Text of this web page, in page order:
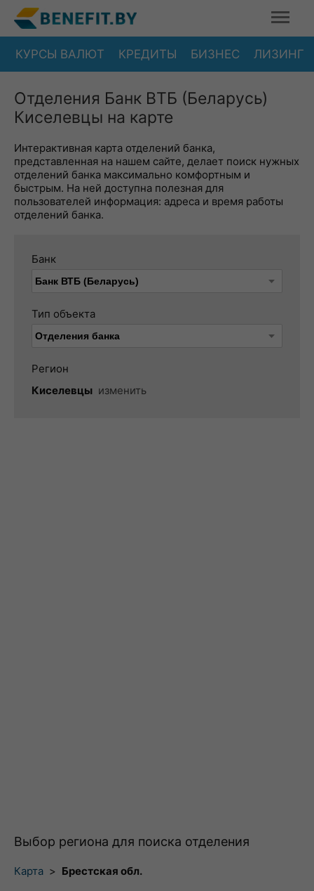
КУРСЫ ВАЛЮТ КРЕДИТЫ БИЗНЕС ЛИЗИНГ
Отделения Банк ВТБ (Беларусь)
Киселевцы на карте
Интерактивная карта отделений банка,
представленная на нашем сайте, делает поиск нужных
отделений банка максимально комфортным и
быстрым. На ней доступна полезная для
пользователей информация: адреса и время работы
отделений банка.
Банк
Тип объекта
Регион
Киселевцы изменить
Выбор региона для поиска отделения
Карта > Брестская обл.